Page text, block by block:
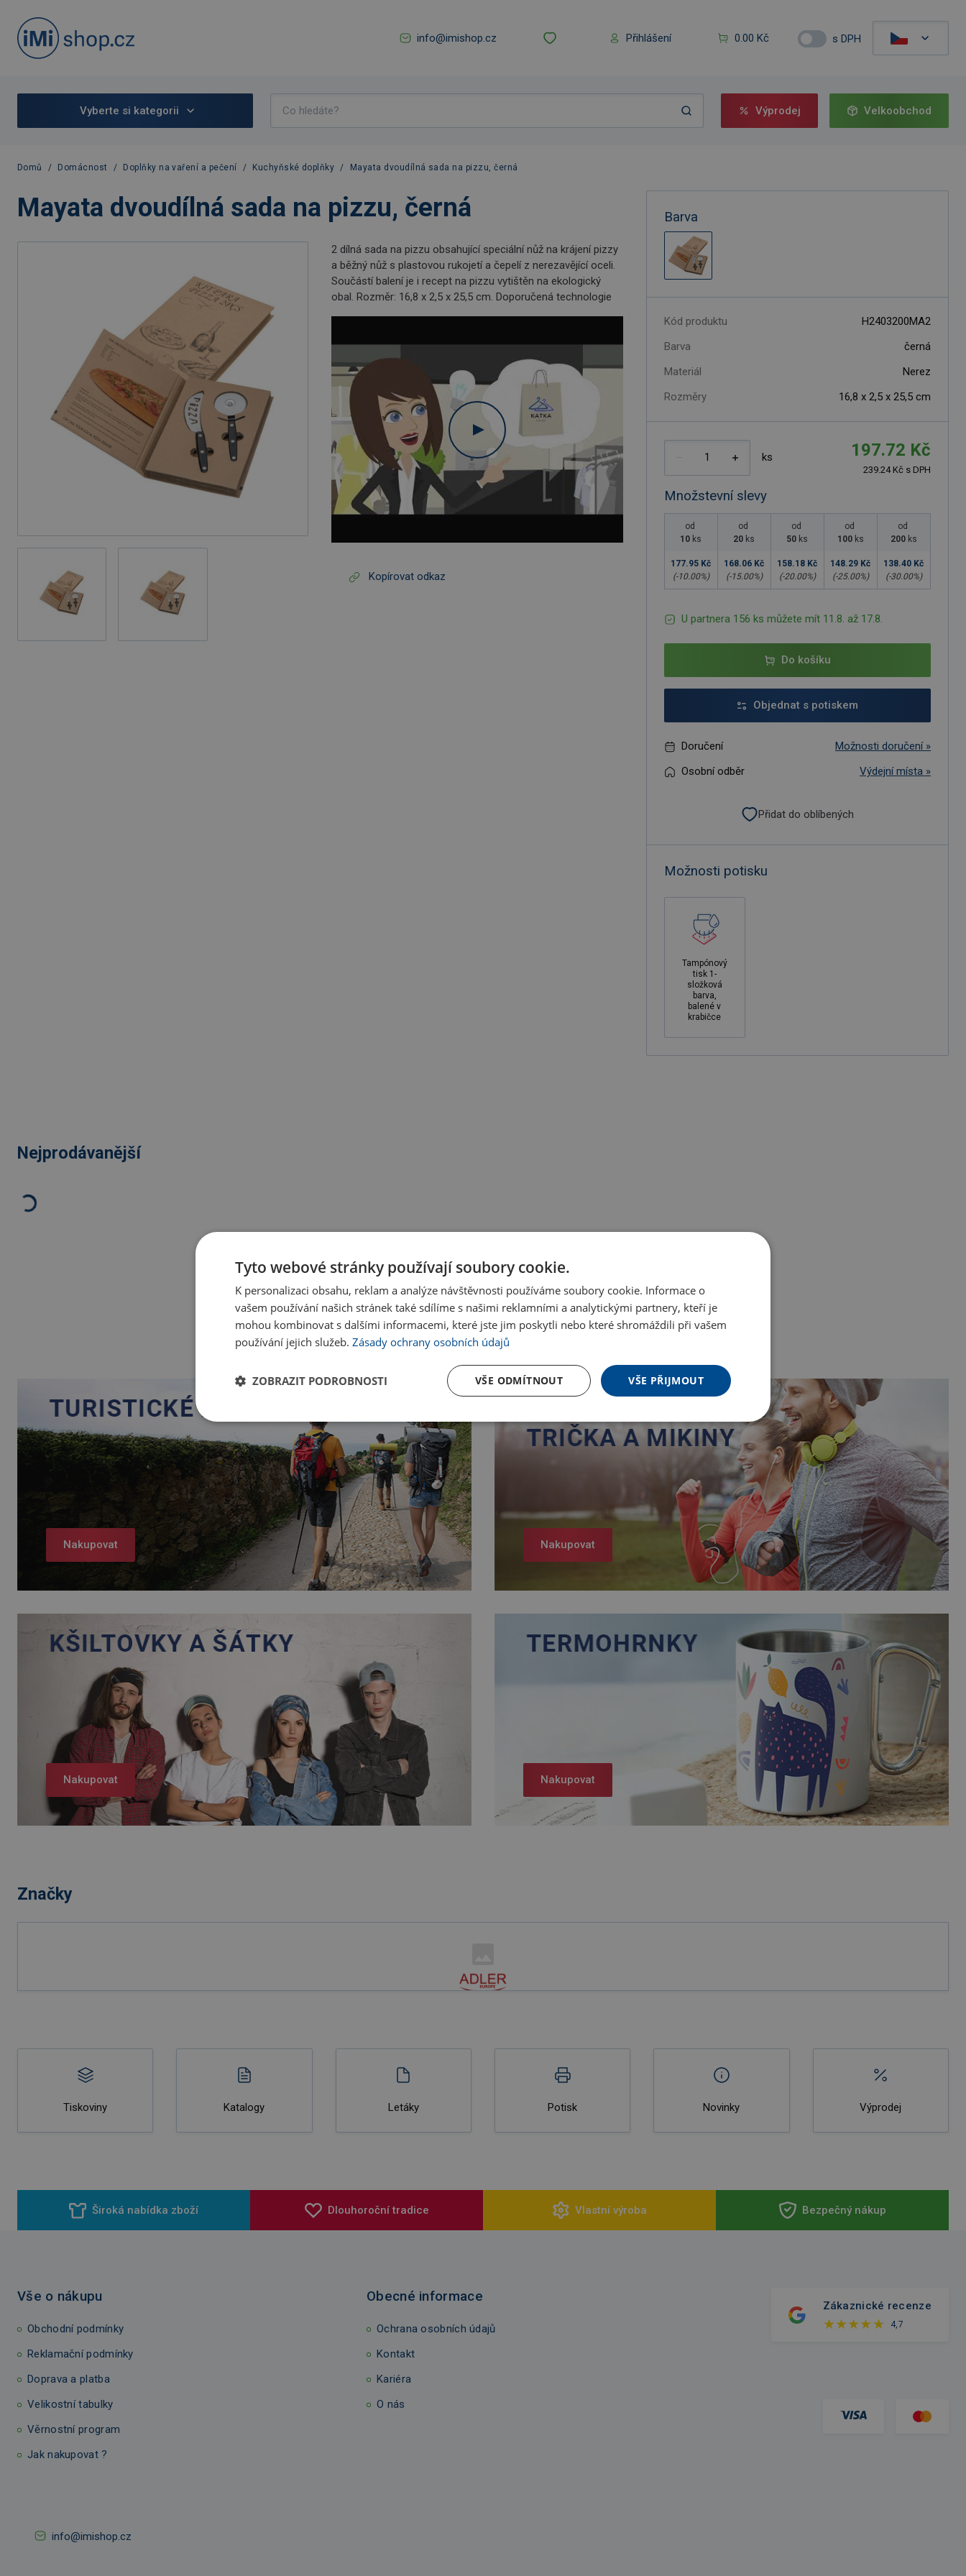
info@imishop.cz Přihlášení 0.00 Kč s DPH
Vyberte si kategorii Výprodej Velkoobchod
Domů / Domácnost / Doplňky na vaření a pečení / Kuchyňské doplňky / Mayata dvoudílná sada na pizzu, černá
Mayata dvoudílná sada na pizzu, černá
2 dílná sada na pizzu obsahující speciální nůž na krájení pizzy
a běžný nůž s plastovou rukojetí a čepelí z nerezavějící oceli.
Součástí balení je i recept na pizzu vytištěn na ekologický
obal. Rozměr: 16,8 x 2,5 x 25,5 cm. Doporučená technologie
Kopírovat odkaz
Barva
Kód produktu
H2403200MA2
Barva
černá
Materiál
Nerez
Rozměry
16,8 x 2,5 x 25,5 cm
ks 197.72 Kč
239.24 Kč s DPH
Množstevní slevy
od
10 ks
177.95 Kč
(-10.00%)
od
20 ks
168.06 Kč
(-15.00%)
od
50 ks
158.18 Kč
(-20.00%)
od
100 ks
148.29 Kč
(-25.00%)
od
200 ks
138.40 Kč
(-30.00%)
U partnera 156 ks můžete mít 11.8. až 17.8.
Do košíku
Objednat s potiskem
Doručení
Možnosti doručení »
Osobní odběr
Výdejní místa »
Přidat do oblíbených
Možnosti potisku
Tampónový
tisk 1-
složková
barva,
balené v
krabičce
Nejprodávanější
Nakupovat Nakupovat
Nakupovat Nakupovat
Značky
Tiskoviny Katalogy Letáky Potisk Novinky Výprodej
Široká nabídka zboží Dlouhoroční tradice Vlastní výroba Bezpečný nákup
Vše o nákupu
Obchodní podmínky
Reklamační podmínky
Doprava a platba
Velikostní tabulky
Věrnostní program
Jak nakupovat ?
Obecné informace
Ochrana osobních údajů
Kontakt
Kariéra
O nás
Zákaznické recenze
4,7
info@imishop.cz
Tyto webové stránky používají soubory cookie.
K personalizaci obsahu, reklam a analýze návštěvnosti používáme soubory cookie. Informace o
vašem používání našich stránek také sdílíme s našimi reklamními a analytickými partnery, kteří je
mohou kombinovat s dalšími informacemi, které jste jim poskytli nebo které shromáždili při vašem
používání jejich služeb. Zásady ochrany osobních údajů
VŠE PŘIJMOUT
VŠE ODMÍTNOUT
ZOBRAZIT PODROBNOSTI